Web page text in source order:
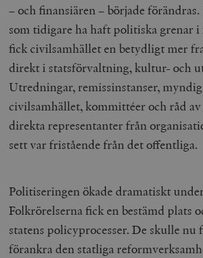
– och finansiären – började
som tidigare ha haft politiska grenar
fick civilsamhället en betydligt mer
direkt i statsförvaltning, kultur- och
Utredningar, remissinstanser,
civilsamhället, kommittéer och råd
direkta representanter från
sett var fristående från det offentliga.
Politiseringen ökade dramatiskt
Folkrörelserna fick en bestämd plats
statens policyprocesser. De skulle nu
förankra den statliga